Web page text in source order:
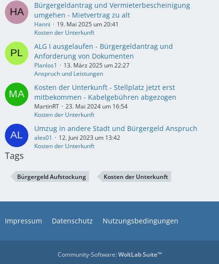
Bürgergeldantrag und Vermieterbescheinigung
umgehen - Mietvertrag zu alt
Hanni
19. Mai 2025 um 20:41
Kosten der Unterkunft
ALG I ausgelaufen - Bürgergeldantrag und
Anforderung von Dokumenten
Planlos1
13. März 2025 um 22:27
Anspruch und Leistungen
Kosten der Unterkunft - Stellplatz jetzt erst
mitbekommen - Kabelgebühren abgezogen
MartinRT
23. Mai 2024 um 16:54
Kosten der Unterkunft
Umzug in andere Stadt und Bürgergeld Anspruch
alex01
12. Juni 2023 um 13:42
Kosten der Unterkunft
Tags
Bürgergeld Aufstockung Kosten der Unterkunft
Impressum Datenschutz Nutzungsbedingungen
Community-Software:WoltLab Suite™